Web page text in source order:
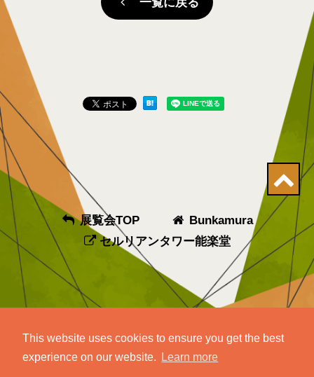
This website uses cookies to ensure you get the best
experience on our website.
Learn more
展覧会TOP
Bunkamura
セルリアンタワー能楽堂